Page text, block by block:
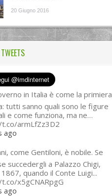
20 Giugno 2016
in Italia è come la primiera
tutti sanno quali sono le figure
e come funziona, ma ne…
armLfZz3D2
ago
come Gentiloni, è nobile. Se
succedergli a Palazzo Chigi,
quando il Conte Luigi...
x5gCNARpgG
ago